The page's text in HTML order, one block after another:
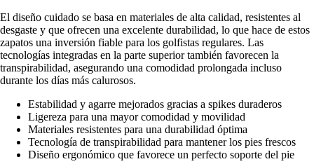
El diseño cuidado se basa en materiales de alta calidad, resistentes al
desgaste y que ofrecen una excelente durabilidad, lo que hace de estos
zapatos una inversión fiable para los golfistas regulares. Las
tecnologías integradas en la parte superior también favorecen la
transpirabilidad, asegurando una comodidad prolongada incluso
durante los días más calurosos.
Estabilidad y agarre mejorados gracias a spikes duraderos
Ligereza para una mayor comodidad y movilidad
Materiales resistentes para una durabilidad óptima
Tecnología de transpirabilidad para mantener los pies frescos
Diseño ergonómico que favorece un perfecto soporte del pie